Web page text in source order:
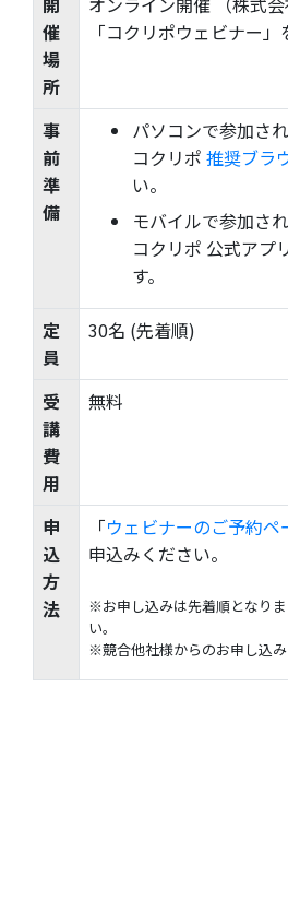
催
場
所
「コクリポウェビナー」
事
前
準
備
パソコンで参加さ
コクリポ 推奨ブラ
い。
モバイルで参加さ
コクリポ 公式アプ
す。
定
員
30名 (先着順)
受
講
費
用
無料
申
込
方
法
「ウェビナーのご予約ペ
申込みください。
※お申し込みは先着順となり
い。
※競合他社様からのお申し込み